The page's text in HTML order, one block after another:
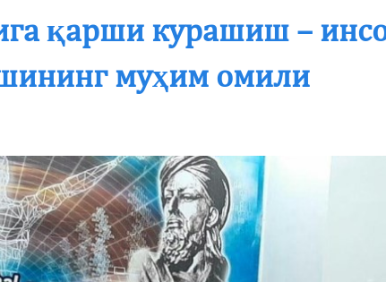
қарши курашиш –
муҳим омили